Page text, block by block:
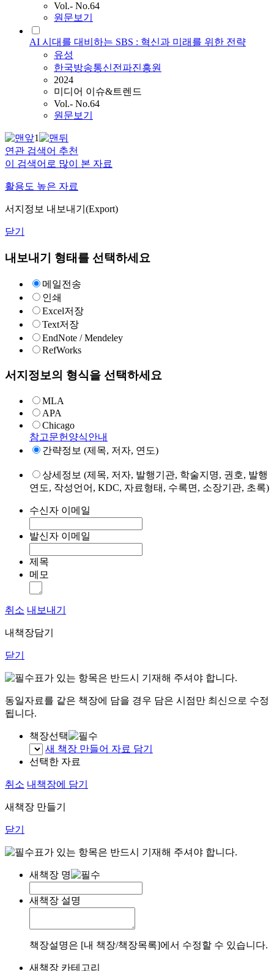
Vol.- No.64
원문보기
AI 시대를 대비하는 SBS : 혁신과 미래를 위한 전략
유성
한국방송통신전파진흥원
2024
미디어 이슈&트렌드
Vol.- No.64
원문보기
1
연관 검색어 추천
이 검색어로 많이 본 자료
활용도 높은 자료
서지정보 내보내기(Export)
닫기
내보내기 형태를 선택하세요
메일전송
인쇄
Excel저장
Text저장
EndNote / Mendeley
RefWorks
서지정보의 형식을 선택하세요
MLA
APA
Chicago
참고문헌양식안내
간략정보 (제목, 저자, 연도)
상세정보 (제목, 저자, 발행기관, 학술지명, 권호, 발행
연도, 작성언어, KDC, 자료형태, 수록면, 소장기관, 초록)
수신자 이메일
발신자 이메일
제목
메모
취소 내보내기
내책장담기
닫기
표가 있는 항목은 반드시 기재해 주셔야 합니다.
동일자료를 같은 책장에 담을 경우 담은 시점만 최신으로 수정
됩니다.
책장선택
새 책장 만들어 자료 담기
선택한 자료
취소 내책장에 담기
새책장 만들기
닫기
표가 있는 항목은 반드시 기재해 주셔야 합니다.
새책장 명
새책장 설명
책장설명은 [내 책장/책장목록]에서 수정할 수 있습니다.
새책장 카테고리